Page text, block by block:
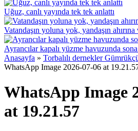
Uğuz, canlı yayında tek tek anlattı
Vatandaşın yoluna yok, yandaşın ahırına
Ayrancılar kapalı yüzme havuzunda
Anasayfa » Torbalılı dernekler
WhatsApp Image 2026-07-06 at
WhatsApp Image
at 19.21.57